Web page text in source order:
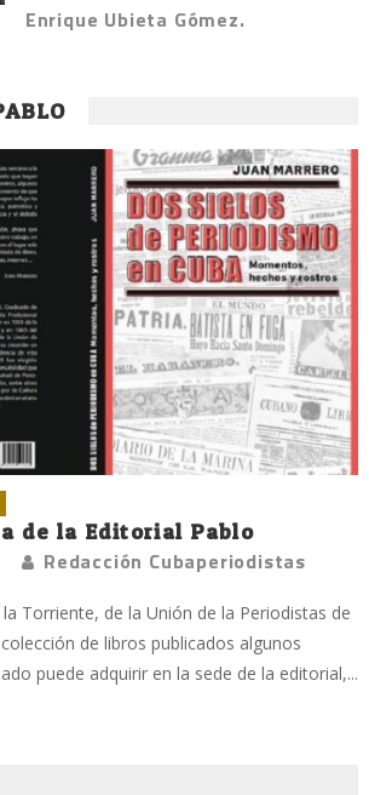
Enrique Ubieta Gómez.
de la Editorial Pablo
Redacción Cubaperiodistas
Torriente, de la Unión de la Periodistas de
de libros publicados algunos
puede adquirir en la sede de la editorial,...